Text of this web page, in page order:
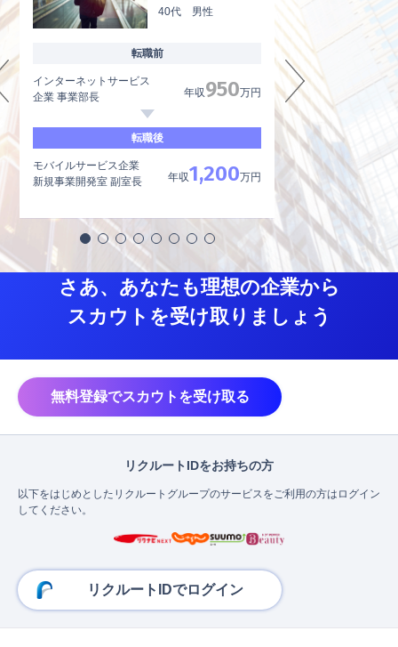
40代 男性
転職前
インターネットサービス
企業 事業部長
年収950万円
転職後
モバイルサービス企業
新規事業開発室 副室長
年収1,200万円
外資系製薬メーカー
品質管理、品質保証
内資系製薬メーカー
品質管理責任者
さあ、あなたも理想の企業から
スカウトを受け取りましょう
無料登録でスカウトを受け取る
リクルートIDをお持ちの方
以下をはじめとしたリクルートグループのサービスをご利用の方はログイン
してください。
リクルートIDでログイン